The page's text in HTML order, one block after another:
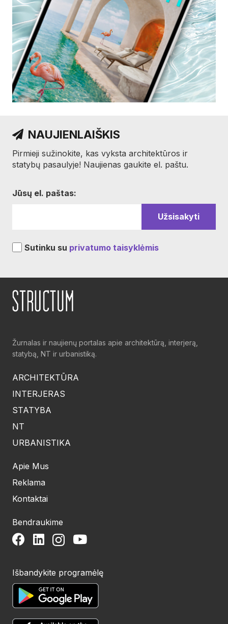
NAUJIENLAIŠKIS
Pirmieji sužinokite, kas vyksta architektūros ir
statybų pasaulyje! Naujienas gaukite el. paštu.
Jūsų el. paštas:
Sutinku su privatumo taisyklėmis
Žurnalas ir naujienų portalas apie architektūrą, interjerą,
statybą, NT ir urbanistiką.
ARCHITEKTŪRA
INTERJERAS
STATYBA
NT
URBANISTIKA
Apie Mus
Reklama
Kontaktai
Bendraukime
Išbandykite programėlę